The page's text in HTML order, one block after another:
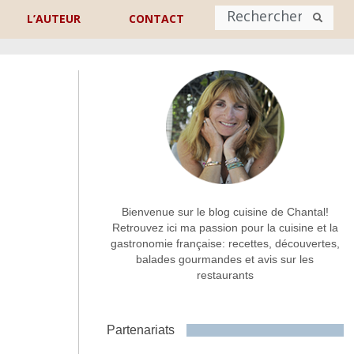
L’AUTEUR CONTACT
Nom
Commentaire ou message *
Bienvenue sur le blog cuisine de Chantal!
Retrouvez ici ma passion pour la cuisine et la
gastronomie française: recettes, découvertes,
balades gourmandes et avis sur les
restaurants
Partenariats